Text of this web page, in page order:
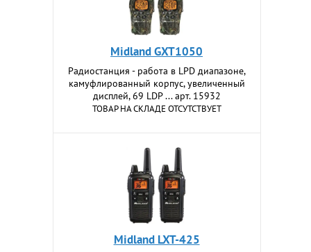
Midland GXT1050
Радиостанция - работа в LPD диапазоне,
камуфлированный корпус, увеличенный
дисплей, 69 LDP ... арт. 15932
ТОВАР НА СКЛАДЕ ОТСУТСТВУЕТ
Midland LXT-425